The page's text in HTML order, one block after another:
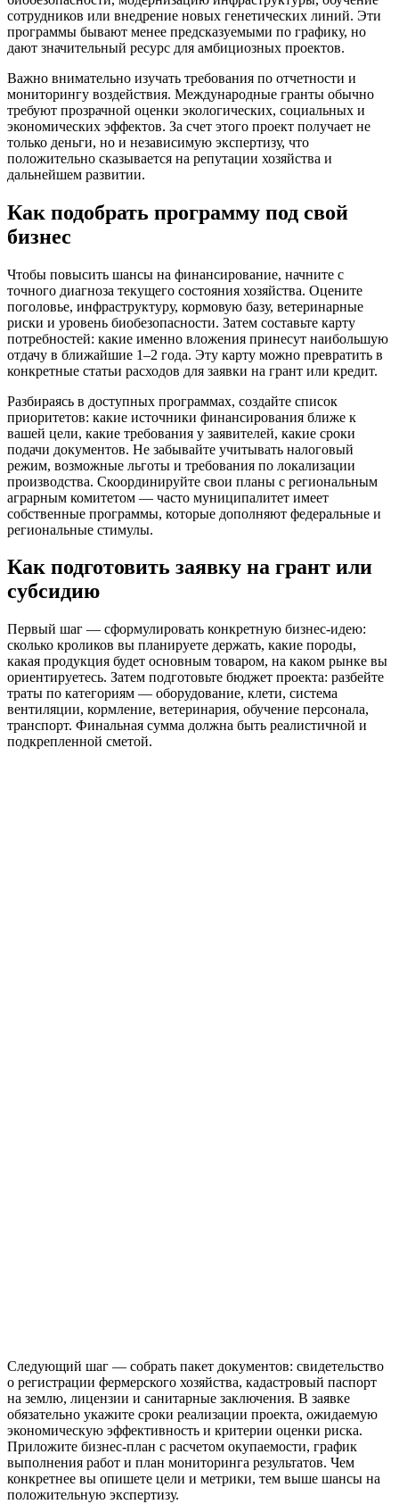
сотрудников или внедрение новых генетических линий. Эти
программы бывают менее предсказуемыми по графику, но
дают значительный ресурс для амбициозных проектов.
Важно внимательно изучать требования по отчетности и
мониторингу воздействия. Международные гранты обычно
требуют прозрачной оценки экологических, социальных и
экономических эффектов. За счет этого проект получает не
только деньги, но и независимую экспертизу, что
положительно сказывается на репутации хозяйства и
дальнейшем развитии.
Как подобрать программу под свой
бизнес
Чтобы повысить шансы на финансирование, начните с
точного диагноза текущего состояния хозяйства. Оцените
поголовье, инфраструктуру, кормовую базу, ветеринарные
риски и уровень биобезопасности. Затем составьте карту
потребностей: какие именно вложения принесут наибольшую
отдачу в ближайшие 1–2 года. Эту карту можно превратить в
конкретные статьи расходов для заявки на грант или кредит.
Разбираясь в доступных программах, создайте список
приоритетов: какие источники финансирования ближе к
вашей цели, какие требования у заявителей, какие сроки
подачи документов. Не забывайте учитывать налоговый
режим, возможные льготы и требования по локализации
производства. Скоординируйте свои планы с региональным
аграрным комитетом — часто муниципалитет имеет
собственные программы, которые дополняют федеральные и
региональные стимулы.
Как подготовить заявку на грант или
субсидию
Первый шаг — сформулировать конкретную бизнес-идею:
сколько кроликов вы планируете держать, какие породы,
какая продукция будет основным товаром, на каком рынке вы
ориентируетесь. Затем подготовьте бюджет проекта: разбейте
траты по категориям — оборудование, клети, система
вентиляции, кормление, ветеринария, обучение персонала,
транспорт. Финальная сумма должна быть реалистичной и
подкрепленной сметой.
Следующий шаг — собрать пакет документов: свидетельство
о регистрации фермерского хозяйства, кадастровый паспорт
на землю, лицензии и санитарные заключения. В заявке
обязательно укажите сроки реализации проекта, ожидаемую
экономическую эффективность и критерии оценки риска.
Приложите бизнес-план с расчетом окупаемости, график
выполнения работ и план мониторинга результатов. Чем
конкретнее вы опишете цели и метрики, тем выше шансы на
положительную экспертизу.